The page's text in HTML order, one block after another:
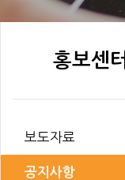
홍보센터
보도자료
공지사항